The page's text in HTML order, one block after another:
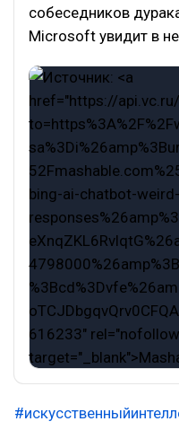
собеседников
Microsoft увидит в